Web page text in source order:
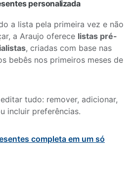
personalizada
a lista pela primeira vez e não
a Araujo oferece listas pré-
, criadas com base nas
bebês nos primeiros meses de
tudo: remover, adicionar,
incluir preferências.
completa em um só